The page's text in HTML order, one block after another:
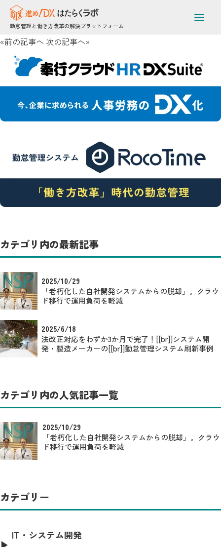
勤怠管理と働き方改革の解決プラットフォーム
法改正対応をわずか3か月で完了！[[br]]システム開発・製造メ
ーカーの[[br]]勤怠管理システム刷新事例
2025年6月18日 /
«前の記事へ 次の記事へ»
カテゴリ内の最新記事
2025/10/29
「老朽化した自社開発システムからの脱却」。クラウ
ド移行で運用負荷を軽減
2025/6/18
法改正対応をわずか3か月で完了！[[br]]システム開
発・製造メーカーの[[br]]勤怠管理システム刷新事例
カテゴリ内の人気記事一覧
2025/10/29
「老朽化した自社開発システムからの脱却」。クラウ
ド移行で運用負荷を軽減
カテゴリー
IT・システム開発